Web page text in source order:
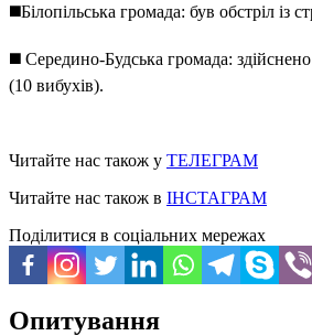
◼️Білопільська громада: був обстріл із
◼️ Середино-Будська громада:
(10 вибухів).
Читайте нас також у ТЕЛЕГРАМ
Читайте нас також в ІНСТАГРАМ
Поділитися в соціальних мережах
Опитування